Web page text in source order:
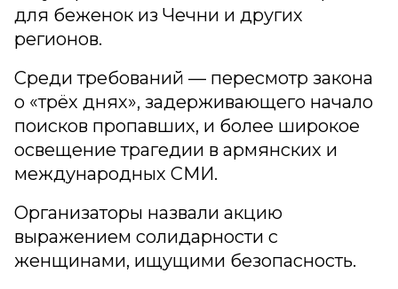
для беженок из Чечни и других
регионов.
Среди требований — пересмотр закона
о «трёх днях», задерживающего начало
поисков пропавших, и более широкое
освещение трагедии в армянских и
международных СМИ.
Организаторы назвали акцию
выражением солидарности с
женщинами, ищущими безопасность.